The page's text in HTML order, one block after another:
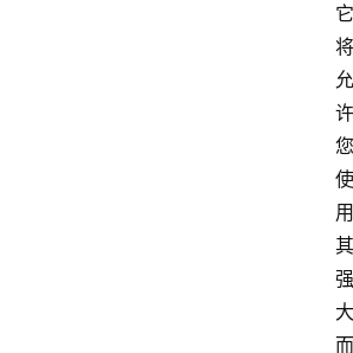
它
将
允
许
您
使
用
其
强
大
而